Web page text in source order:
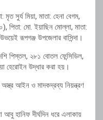
সুর্য মিয়া, মাতা: হেনা বেগম,
পিতা: মো. ইয়াছিন মোল্লা, মাতা:
রূপগঞ্জ উপজেলার বাসিন্দা।
পিস্তল, ২৮১ বোতল ফেন্সিডিল,
হেরোইন উদ্ধার করা হয়।
আইন ও মাদকদ্রব্য নিয়ন্ত্রণ
হানিফ দীর্ঘদিন ধরে এলাকায়